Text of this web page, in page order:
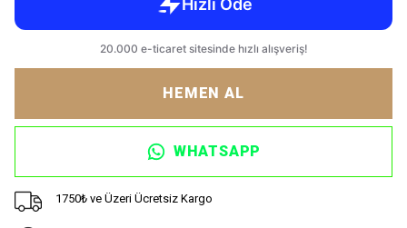
HEMEN AL
WHATSAPP
1750₺ ve Üzeri Ücretsiz Kargo